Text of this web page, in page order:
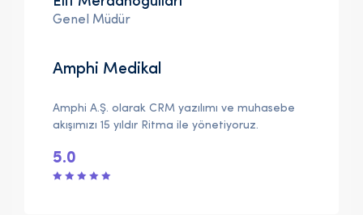
Genel Müdür
Amphi Medikal
Amphi A.Ş. olarak CRM yazılımı ve muhasebe
akışımızı 15 yıldır Ritma ile yönetiyoruz.
5.0